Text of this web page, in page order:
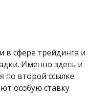
в сфере трейдинга и
Именно здесь и
по второй ссылке.
особую ставку